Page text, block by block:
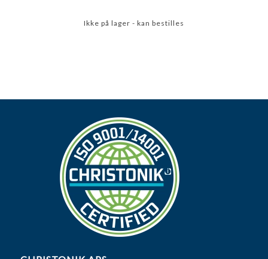
Ikke på lager - kan bestilles